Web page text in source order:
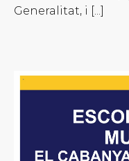
Generalitat, i [...]